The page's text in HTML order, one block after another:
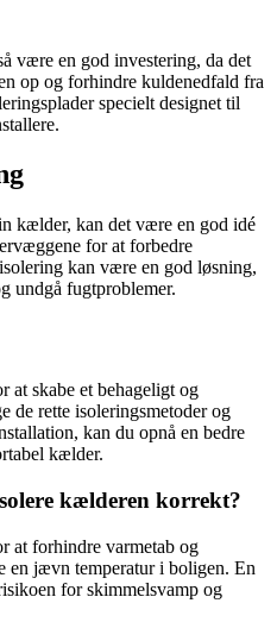
være en god investering, da det
op og forhindre kuldenedfald fra
specielt designet til
kælder, kan det være en god idé
for at forbedre
kan være en god løsning,
undgå fugtproblemer.
skabe et behageligt og
de rette isoleringsmetoder og
kan du opnå en bedre
kælder.
kælderen korrekt?
at forhindre varmetab og
en jævn temperatur i boligen. En
for skimmelsvamp og